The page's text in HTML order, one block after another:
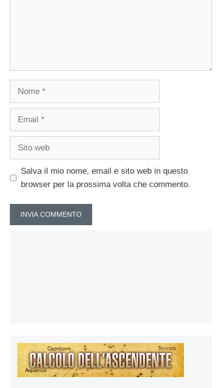
Nome
Email
Sito
Salva il mio nome, email e sito web in questo
browser per la prossima volta che commento.